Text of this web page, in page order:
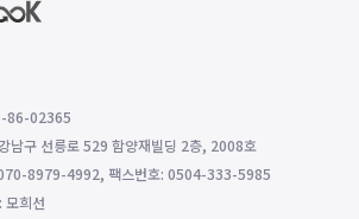
86-02365
남구 선릉로 529 함양재빌딩 2층, 2008호
070-8979-4992, 팩스번호: 0504-333-5985
모희선